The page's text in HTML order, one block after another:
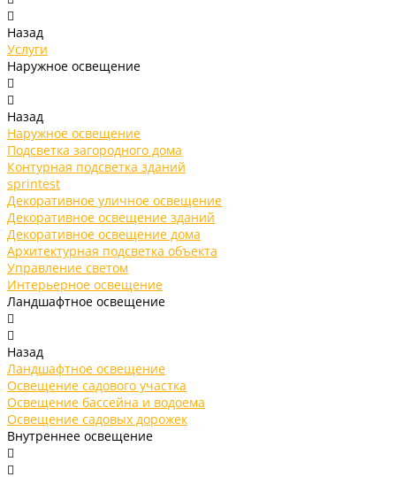
Назад
Услуги
Наружное освещение
Назад
Наружное освещение
Подсветка загородного дома
Контурная подсветка зданий
sprintest
Декоративное уличное освещение
Декоративное освещение зданий
Декоративное освещение дома
Архитектурная подсветка объекта
Управление светом
Интерьерное освещение
Ландшафтное освещение
Назад
Ландшафтное освещение
Освещение садового участка
Освещение бассейна и водоема
Освещение садовых дорожек
Внутреннее освещение